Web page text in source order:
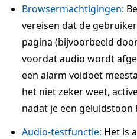
Browsermachtigingen:
vereisen dat de
pagina (bijvoorbeeld
voordat audio wordt
een alarm voldoet
het niet zeker weet,
nadat je een geluidstoon
Audio-testfunctie: Het is